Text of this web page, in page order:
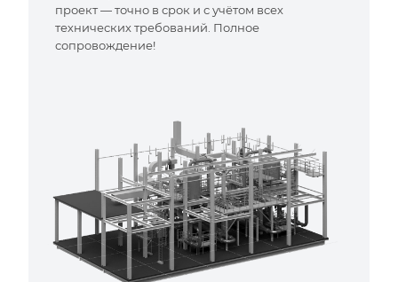
проект — точно в срок и с учётом всех
технических требований. Полное
сопровождение!